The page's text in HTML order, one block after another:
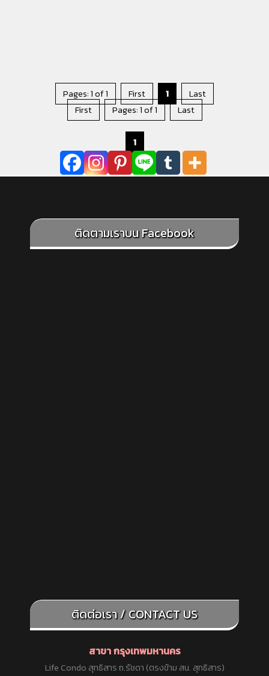
Pages: 1 of 1 First 1
Last
First
Pages: 1 of 1 Last
1
ติดตามเราบน Facebook
ติดต่อเรา / CONTACT US
สาขา กรุงเทพมหานคร
Life Condo สุทธิสาร ถ.รัชดา (ตรงข้าม สน. สุทธิสาร)